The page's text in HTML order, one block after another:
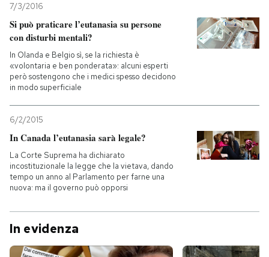
7/3/2016
Si può praticare l’eutanasia su persone
con disturbi mentali?
In Olanda e Belgio sì, se la richiesta è
«volontaria e ben ponderata»: alcuni esperti
però sostengono che i medici spesso decidono
in modo superficiale
6/2/2015
In Canada l’eutanasia sarà legale?
La Corte Suprema ha dichiarato
incostituzionale la legge che la vietava, dando
tempo un anno al Parlamento per farne una
nuova: ma il governo può opporsi
In evidenza